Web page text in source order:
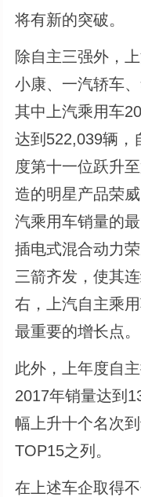
将有新的突破。
除自主三强外，
小康、一汽轿车
其中上汽乘用车
达到522,039辆，
度第十一位跃升
造的明星产品荣
汽乘用车销量的
插电式混合动力
三箭齐发，使其
右，上汽自主乘
最重要的增长点。
此外，上年度自
2017年销量达到
幅上升十个名次
TOP15之列。
在上述车企取得